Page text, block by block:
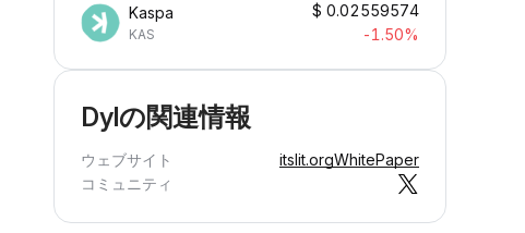
Kaspa
KAS
$ 0.02559574
-1.50%
Dylの関連情報
ウェブサイト itslit.orgWhitePaper
コミュニティ